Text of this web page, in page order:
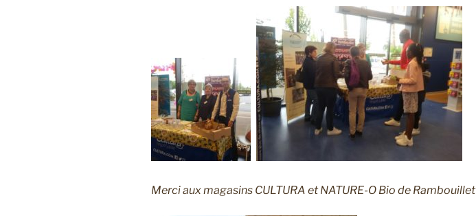
Merci aux magasins CULTURA et NATURE-O Bio de Rambouillet